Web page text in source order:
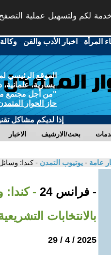
لكم ولتسهيل عملية
المرأة - اخبار الأدب والفن -وكالة
الموقع الرئيسي
يسارية،
"من أجل مجتمع
حاز الحوار
إذا لديكم مشاكل
الاخبار بحث/الارشيف
عامة - يوتيوب التمدن - كندا: وسائل
- فرانس 24
- كندا:
بالانتخابات
2025 / 4 / 29